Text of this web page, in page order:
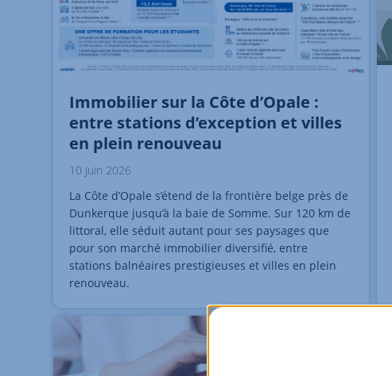
Immobilier sur la Côte d’Opale :
entre stations d’exception et villes
en plein renouveau
10 Juin 2026
La Côte d’Opale s’étend de la frontière belge près de
Dunkerque jusqu’à la baie de Somme. Sur 120 km de
littoral, elle séduit autant pour ses paysages que
pour son marché immobilier diversifié, entre
stations balnéaires prestigieuses et villes en plein
renouveau.